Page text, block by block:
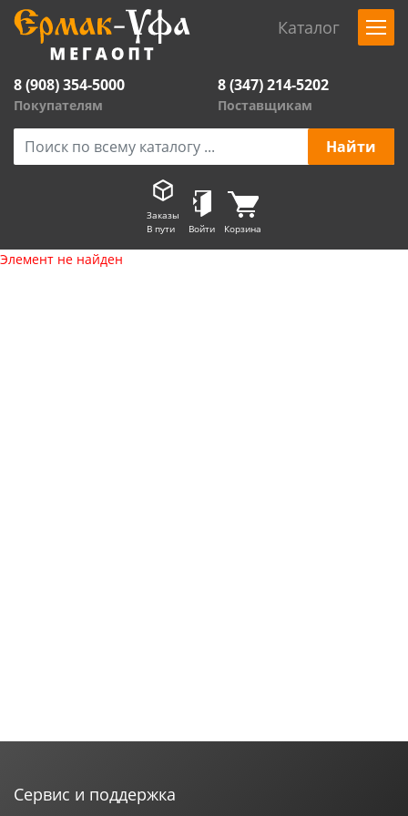
Каталог
8 (908) 354-5000
Покупателям
8 (347) 214-5202
Поставщикам
Заказы
В пути
Войти Корзина
Элемент не найден
Сервис и поддержка